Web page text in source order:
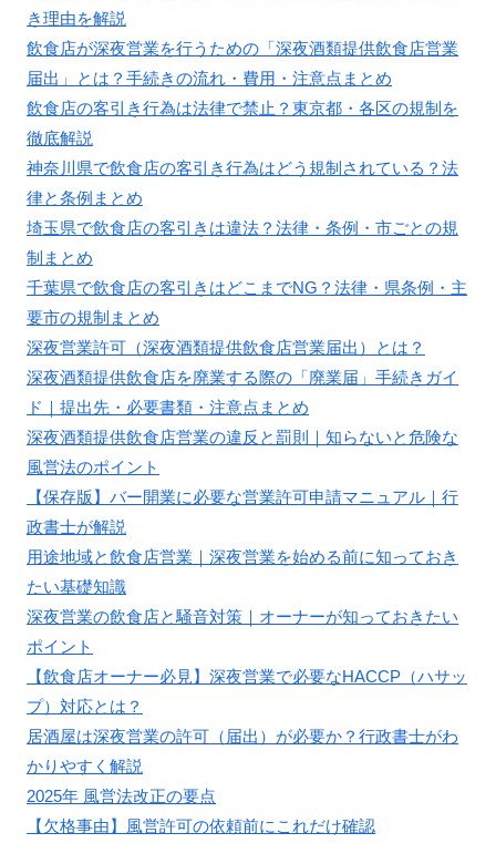
き理由を解説
飲食店が深夜営業を行うための「深夜酒類提供飲食店営業
届出」とは？手続きの流れ・費用・注意点まとめ
飲食店の客引き行為は法律で禁止？東京都・各区の規制を
徹底解説
神奈川県で飲食店の客引き行為はどう規制されている？法
律と条例まとめ
埼玉県で飲食店の客引きは違法？法律・条例・市ごとの規
制まとめ
千葉県で飲食店の客引きはどこまでNG？法律・県条例・主
要市の規制まとめ
深夜営業許可（深夜酒類提供飲食店営業届出）とは？
深夜酒類提供飲食店を廃業する際の「廃業届」手続きガイ
ド｜提出先・必要書類・注意点まとめ
深夜酒類提供飲食店営業の違反と罰則｜知らないと危険な
風営法のポイント
【保存版】バー開業に必要な営業許可申請マニュアル｜行
政書士が解説
用途地域と飲食店営業｜深夜営業を始める前に知っておき
たい基礎知識
深夜営業の飲食店と騒音対策｜オーナーが知っておきたい
ポイント
【飲食店オーナー必見】深夜営業で必要なHACCP（ハサッ
プ）対応とは？
居酒屋は深夜営業の許可（届出）が必要か？行政書士がわ
かりやすく解説
2025年 風営法改正の要点
【欠格事由】風営許可の依頼前にこれだけ確認